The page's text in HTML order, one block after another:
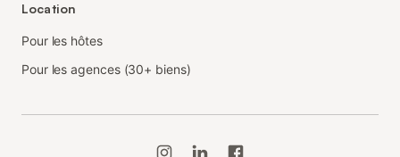
Location
Pour les hôtes
Pour les agences (30+ biens)